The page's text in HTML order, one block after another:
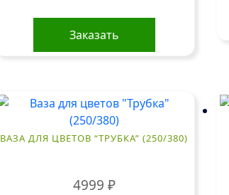
Заказать
ВАЗА ДЛЯ ЦВЕТОВ “ТРУБКА” (250/380)
4999 ₽